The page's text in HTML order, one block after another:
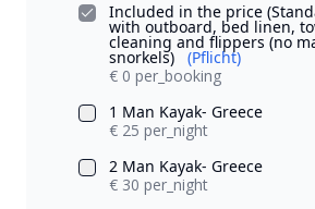
Included in the price
with outboard, bed linen,
cleaning and flippers (no
snorkels)
(Pflicht)
€ 0 per_booking
1 Man Kayak- Greece
€ 25 per_night
2 Man Kayak- Greece
€ 30 per_night